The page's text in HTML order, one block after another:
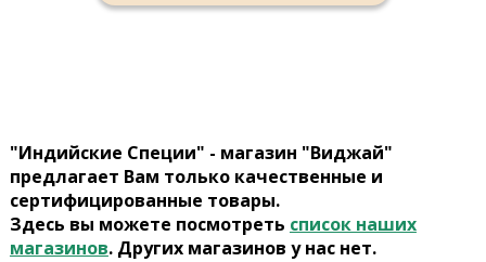
"Индийские Специи" - магазин "Виджай"
предлагает Вам только качественные и
сертифицированные товары.
Здесь вы можете посмотреть список наших
магазинов. Других магазинов у нас нет.